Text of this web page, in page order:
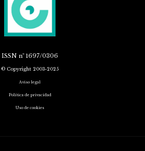
ISSN nº 1697/0306
© Copyright 2003-2025
Aviso legal
Política de privacidad
Uso de cookies